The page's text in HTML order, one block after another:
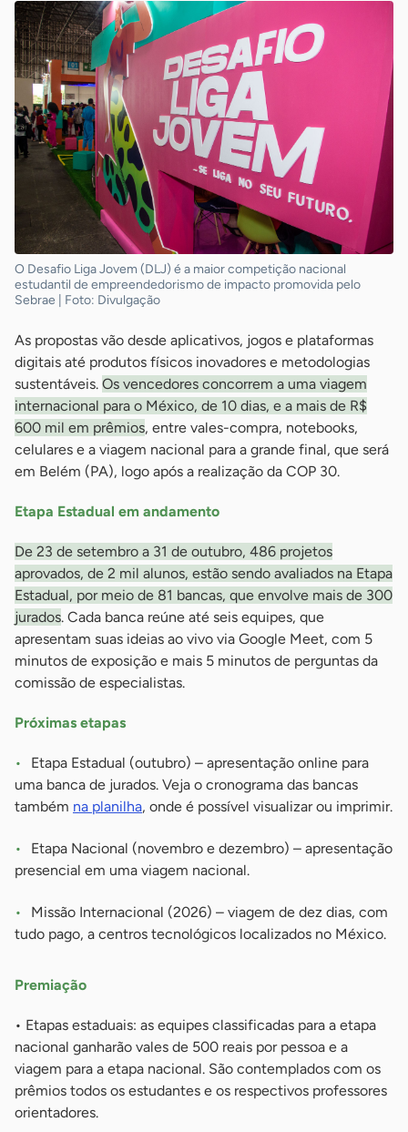
O Desafio Liga Jovem (DLJ) é a maior competição nacional
estudantil de empreendedorismo de impacto promovida pelo
Sebrae | Foto: Divulgação
As propostas vão desde aplicativos, jogos e plataformas
digitais até produtos físicos inovadores e metodologias
sustentáveis. Os vencedores concorrem a uma viagem
internacional para o México, de 10 dias, e a mais de R$
600 mil em prêmios, entre vales-compra, notebooks,
celulares e a viagem nacional para a grande final, que será
em Belém (PA), logo após a realização da COP 30.
Etapa Estadual em andamento
De 23 de setembro a 31 de outubro, 486 projetos
aprovados, de 2 mil alunos, estão sendo avaliados na Etapa
Estadual, por meio de 81 bancas, que envolve mais de 300
jurados. Cada banca reúne até seis equipes, que
apresentam suas ideias ao vivo via Google Meet, com 5
minutos de exposição e mais 5 minutos de perguntas da
comissão de especialistas.
Próximas etapas
Etapa Estadual (outubro) – apresentação online para
uma banca de jurados. Veja o cronograma das bancas
também na planilha, onde é possível visualizar ou imprimir.
Etapa Nacional (novembro e dezembro) – apresentação
presencial em uma viagem nacional.
Missão Internacional (2026) – viagem de dez dias, com
tudo pago, a centros tecnológicos localizados no México.
Premiação
• Etapas estaduais: as equipes classificadas para a etapa
nacional ganharão vales de 500 reais por pessoa e a
viagem para a etapa nacional. São contemplados com os
prêmios todos os estudantes e os respectivos professores
orientadores.